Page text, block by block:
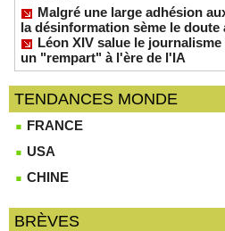
Malgré une large adhésion
la désinformation sème le doute
Léon XIV salue le
un "rempart" à l'ère de l'IA
TENDANCES MONDE
FRANCE
USA
CHINE
BRÈVES